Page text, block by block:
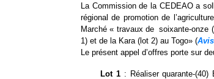
La Commission de la CEDEAO a
régional de promotion de
Marché « travaux de soixante-onze
1) et de la Kara (lot 2) au Togo» (Avis
Le présent appel d’offres porte sur
Lot 1: Réaliser quarante-(40)